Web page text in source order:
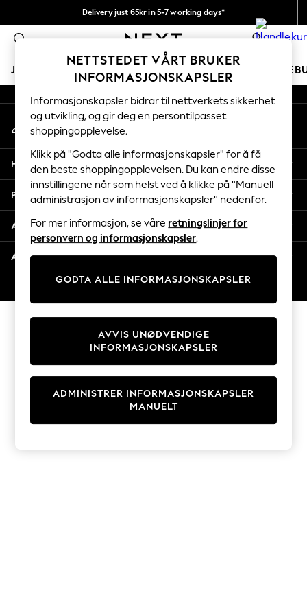
Delivery just 65kr in 5-7 working days*
Vi betaler alle tollavgifter 0
JENTER GUTTER BABY KVINNER MENN
GIRLS
New In
50 - 92cm
98 - 110cm
116 - 134cm
140 - 174cm
Trending: Top & Short Sets
Trending: Clogs
Toy Story
THE SET
Coats & Jackets
Sweatshirts & Hoodies
Knitwear
Cardigans
Dresses
Sets & Outfits
T-Shirts
An error occurred on client
Våre sosiale nettverk
Min konto
Logg inn på kontoen din
Hjelp
Personvern & Juridisk
Avdelinger
Andre tjenester
NETTSTEDET VÅRT BRUKER
INFORMASJONSKAPSLER
Informasjonskapsler bidrar til nettverkets sikkerhet
og utvikling, og gir deg en persontilpasset
shoppingopplevelse.
Klikk på "Godta alle informasjonskapsler" for å få
den beste shoppingopplevelsen. Du kan endre disse
innstillingene når som helst ved å klikke på "Manuell
administrasjon av informasjonskapsler" nedenfor.
For mer informasjon, se våre retningslinjer for
personvern og informasjonskapsler.
GODTA ALLE INFORMASJONSKAPSLER
ADMINISTRER INFORMASJONSKAPSLER
MANUELT
AVVIS UNØDVENDIGE
INFORMASJONSKAPSLER